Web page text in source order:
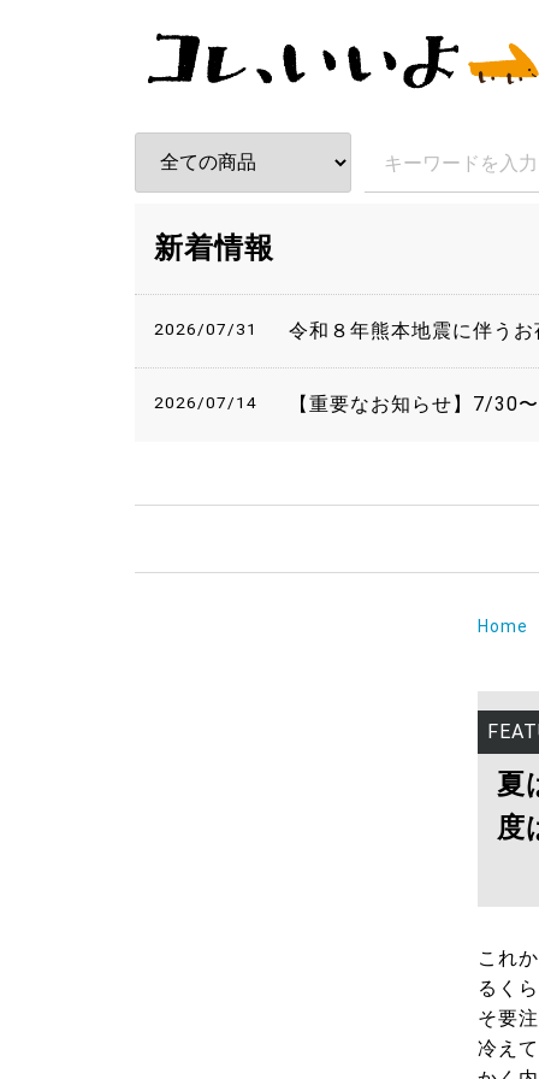
新着情報
2026/07/31 令和８年熊本地震に伴う
2026/07/14 【重要なお知らせ】7/30
Home
夏
度
これ
るく
そ要
冷え